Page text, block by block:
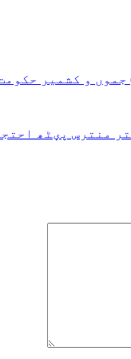
منترس پؠٹھ